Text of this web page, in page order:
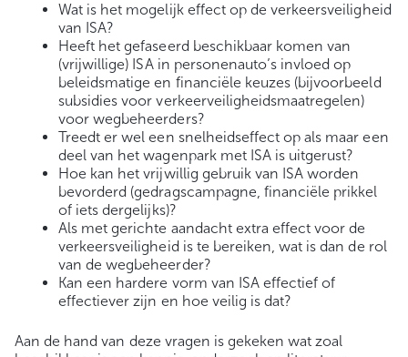
Wat is het mogelijk effect op de verkeersveiligheid
van ISA?
Heeft het gefaseerd beschikbaar komen van
(vrijwillige) ISA in personenauto’s invloed op
beleidsmatige en financiële keuzes (bijvoorbeeld
subsidies voor verkeerveiligheidsmaatregelen)
voor wegbeheerders?
Treedt er wel een snelheidseffect op als maar een
deel van het wagenpark met ISA is uitgerust?
Hoe kan het vrijwillig gebruik van ISA worden
bevorderd (gedragscampagne, financiële prikkel
of iets dergelijks)?
Als met gerichte aandacht extra effect voor de
verkeersveiligheid is te bereiken, wat is dan de rol
van de wegbeheerder?
Kan een hardere vorm van ISA effectief of
effectiever zijn en hoe veilig is dat?
Aan de hand van deze vragen is gekeken wat zoal